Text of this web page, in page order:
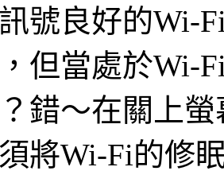
號良好的Wi-
但當處於Wi-
錯～在關上
將Wi-Fi的修